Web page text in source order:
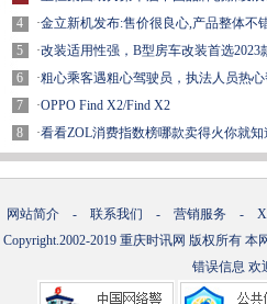
4
5
6
7
8
·金立新机发布:售价很良心,产品整体不
·改装适用性强，B型房车改装首选2023
·粗心乘客遇粗心驾驶员，执法人员热
·OPPO Find X2/Find X2
·看看ZOL消费指数榜哪款卖得火你就知
网站简介 - 联系我们 - 营销服务 -
Copyright.2002-2019 重庆时讯网 版权所有 本
错误信息 欢